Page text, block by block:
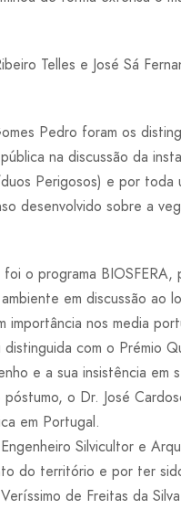
Telles e José Sá
Pedro foram os
na discussão da
Perigosos) e por
desenvolvido sobre a
o programa
em discussão
importância nos media
com o Prémio
e a sua insistência em
o Dr. José
em Portugal.
Silvicultor e
do território e por ter
de Freitas da